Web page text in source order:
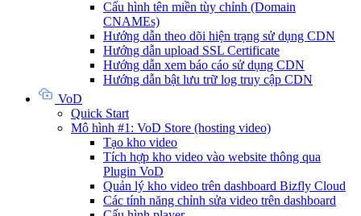
Cấu hình tên miền tùy chỉnh (Domain
CNAMEs)
Hướng dẫn theo dõi hiện trạng sử dụng CDN
Hướng dẫn upload SSL Certificate
Hướng dẫn xem báo cáo sử dụng CDN
Hướng dẫn bật lưu trữ log truy cập CDN
VoD
Quick Start
Mô hình #1: VoD Store (hosting video)
Tạo kho video
Tích hợp kho video vào website thông qua
Plugin VoD
Quản lý kho video trên dashboard Bizfly Cloud
Các tính năng chỉnh sửa video trên dashboard